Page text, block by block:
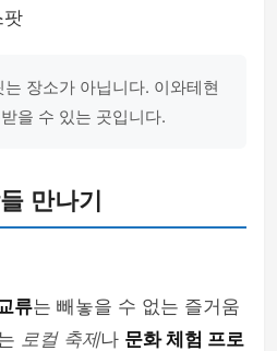
팟
장소가 아닙니다. 이와테현
을 수 있는 곳입니다.
만나기
류는 빼놓을 수 없는 즐거움
로컬 축제나 문화 체험 프로